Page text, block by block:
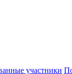
участники